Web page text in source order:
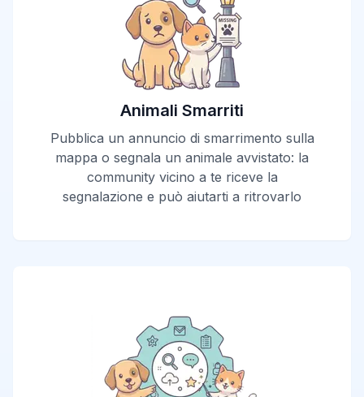
Animali Smarriti
Pubblica un annuncio di smarrimento sulla
mappa o segnala un animale avvistato: la
community vicino a te riceve la
segnalazione e può aiutarti a ritrovarlo